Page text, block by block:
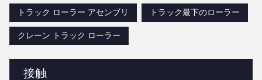
接触
トラック ローラー アセンブリ
トラック最下のローラー
クレーン トラック ローラー